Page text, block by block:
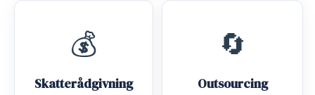
💰
Skatterådgivning
🔄
Outsourcing